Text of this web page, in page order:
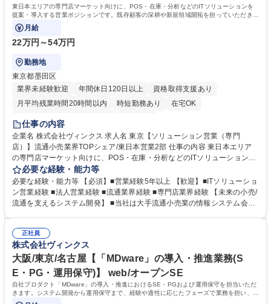
東日本エリアの専門店マーケット向けに、POS・在庫・分析などのITソリューションを
提案・導入する営業ポジションです。既存顧客の深耕や新規領域開拓を担っていただきま
す。
月給
22万円～54万円
勤務地
東京都墨田区
業界未経験歓迎
年間休日120日以上
資格取得支援あり
月平均残業時間20時間以内
時短勤務あり
在宅OK
完全週休2日制
仕事の内容
企業名 株式会社ヴィンクス 求人名 東京【ソリューション営業（専門
店）】流通小売業界TOPシェア/東日本営業2部 仕事の内容 東日本エリア
の専門店マーケット向けに、POS・在庫・分析などのITソリューションを
提案・導入する営業ポジションです。既存顧客の深耕や新規領域開拓を担
っていただきます。 ■専門店マーケット向けのソリューション営業 ■新規
顧客開拓 ■既存顧客の新領域開拓 ■出張：月1～3回程度（担当エリア・案
件によって変動） 募集職種 東京【ソリューション営業（専門店）】流通
必要な経験・能力等
必要な経験・能力等 【必須】■営業経験5年以上 【歓迎】■ITソリューショ
ン営業経験 ■法人営業経験 ■流通業界経験 ■専門店業界経験 【未来の小売/
流通を支えるシステム開発】 ■当社は大手流通小売業の情報システム会社
会課題解決、消費者の利便性向上に挑みます。 学歴・資格 学歴：大学院
大学 高専 短大 専修学校 高校 語学力： 資格：
正社員
株式会社ヴィンクス
大阪/東京/名古屋【「MDware」の導入・推進業務(S
E・PG・運用保守)】 web/オープンSE
自社プロダクト「MDware」の導入・推進におけるSE・PGおよび運用保守を担当いただ
きます。システム開発から運用保守まで、経験や適性に応じたフェーズで業務を担い、安
定したシステム提供を支えるポジションです。